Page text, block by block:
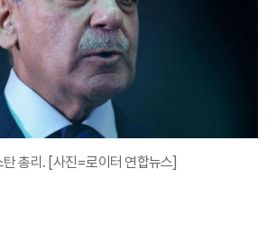
총리. [사진=로이터 연합뉴스]